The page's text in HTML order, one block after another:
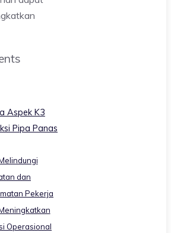
Aspek K3
Pipa Panas
dan
Pekerja
Operasional